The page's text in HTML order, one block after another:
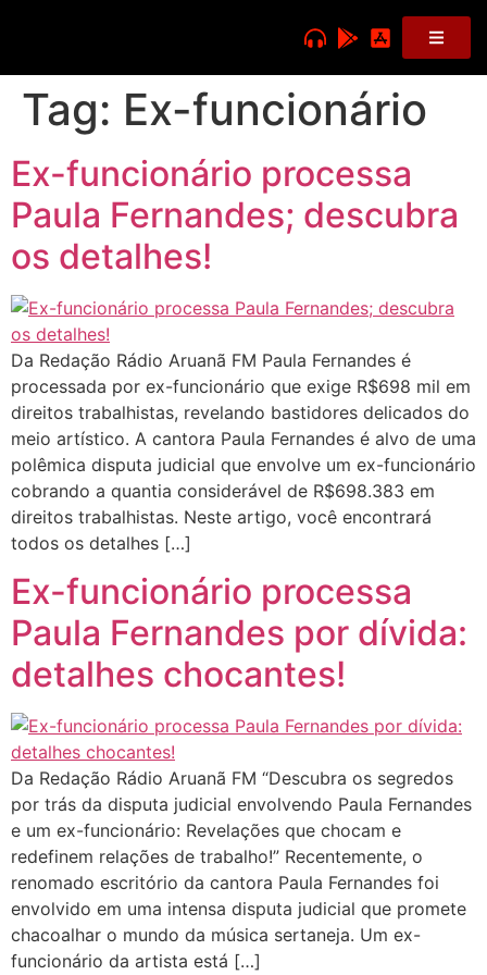
Tag: Ex-funcionário
Ex-funcionário processa
Paula Fernandes; descubra
os detalhes!
Da Redação Rádio Aruanã FM Paula Fernandes é
processada por ex-funcionário que exige R$698 mil em
direitos trabalhistas, revelando bastidores delicados do
meio artístico. A cantora Paula Fernandes é alvo de uma
polêmica disputa judicial que envolve um ex-funcionário
cobrando a quantia considerável de R$698.383 em
direitos trabalhistas. Neste artigo, você encontrará
todos os detalhes […]
Ex-funcionário processa
Paula Fernandes por dívida:
detalhes chocantes!
Da Redação Rádio Aruanã FM “Descubra os segredos
por trás da disputa judicial envolvendo Paula Fernandes
e um ex-funcionário: Revelações que chocam e
redefinem relações de trabalho!” Recentemente, o
renomado escritório da cantora Paula Fernandes foi
envolvido em uma intensa disputa judicial que promete
chacoalhar o mundo da música sertaneja. Um ex-
funcionário da artista está […]